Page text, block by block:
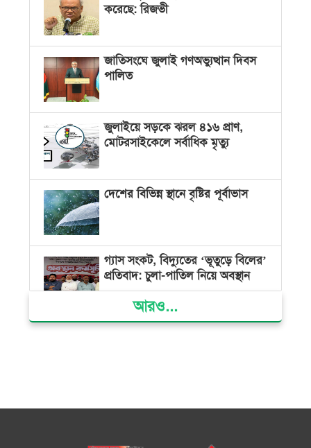
করেছে: রিজভী
জাতিসংঘে জুলাই গণঅভ্যুত্থান দিবস
পালিত
জুলাইয়ে সড়কে ঝরল ৪১৬ প্রাণ,
মোটরসাইকেলে সর্বাধিক মৃত্যু
দেশের বিভিন্ন স্থানে বৃষ্টির পূর্বাভাস
গ্যাস সংকট, বিদ্যুতের ‘ভূতুড়ে বিলের’
প্রতিবাদ: চুলা-পাতিল নিয়ে অবস্থান
ক্ষমতার কেন্দ্র গণভবন থেকে রক্তাক্ত
৩০০ রোগীকে বিনামূল্যে চিকিৎসাসেবা
আরও...